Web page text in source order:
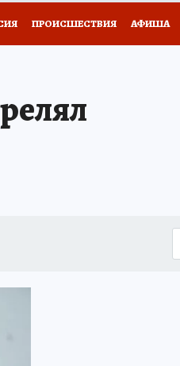
ПРОИСШЕСТВИЯ АФИША